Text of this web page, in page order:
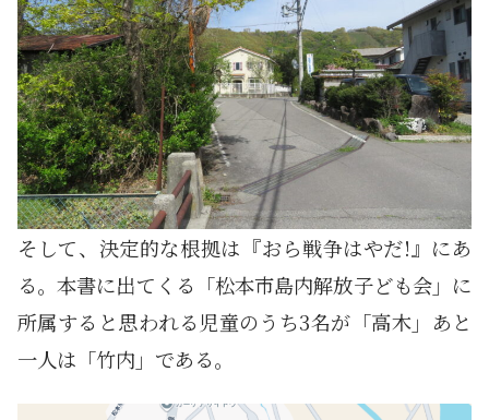
そして、決定的な根拠は『おら戦争はやだ!』にあ
る。本書に出てくる「松本市島内解放子ども会」に
所属すると思われる児童のうち3名が「高木」あと
一人は「竹内」である。